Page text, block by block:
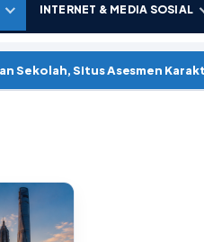
INTERNET & MEDIA SOSIAL
Sekolah, Situs Asesmen